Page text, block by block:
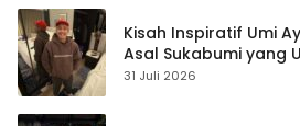
Kisah Inspiratif Umi
Asal Sukabumi yang
Streaming
31 Juli 2026